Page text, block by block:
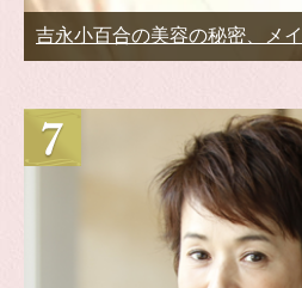
吉永小百合の美容の秘密、メ